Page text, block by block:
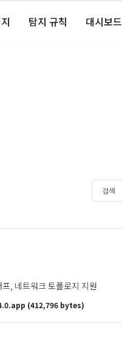
탐지 규칙 대시보드
, 네트워크 토폴로지 지원
(412,796 bytes)